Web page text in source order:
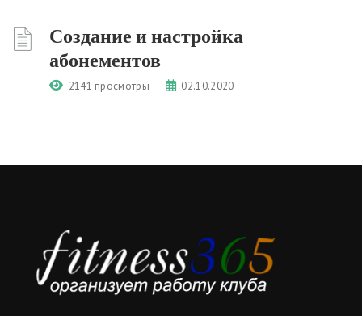
Создание и настройка
абонементов
2141 просмотры 02.10.2020